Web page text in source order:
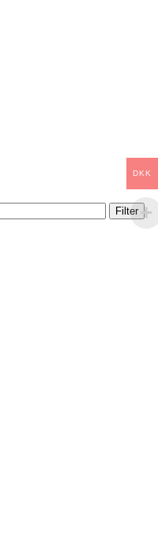
Filter
DKK